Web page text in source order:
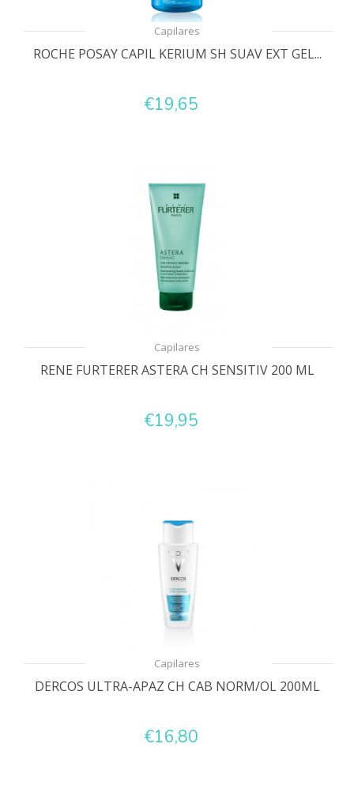
Capilares
ROCHE POSAY CAPIL KERIUM SH SUAV EXT GEL...
€19,65
Capilares
RENE FURTERER ASTERA CH SENSITIV 200 ML
€19,95
Capilares
DERCOS ULTRA-APAZ CH CAB NORM/OL 200ML
€16,80